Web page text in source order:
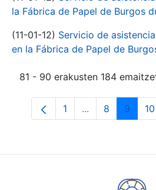
la Fábrica de Papel de Burgos
(11-01-12) Servicio de
en la Fábrica de Papel de
81 - 90 erakusten 184
Orrialdea
1 ...Intermediate
Orrialdea
8 9 10